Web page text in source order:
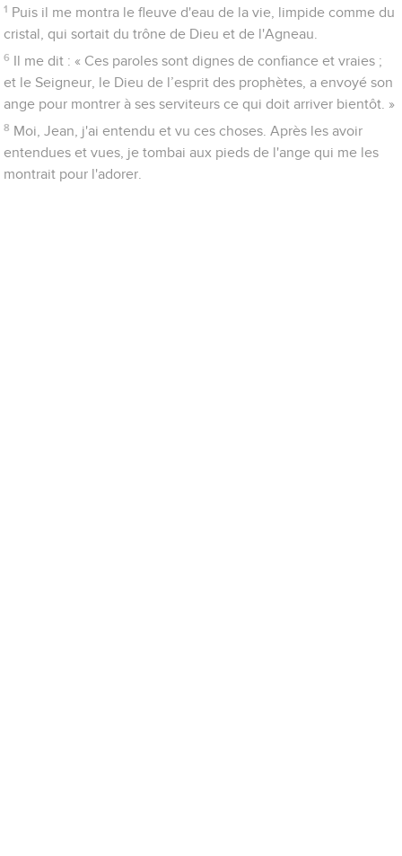
1 Puis il me montra le fleuve d'eau de la vie, limpide comme du
cristal, qui sortait du trône de Dieu et de l'Agneau.
6
Il me dit : « Ces paroles sont dignes de confiance et vraies ;
et le Seigneur, le Dieu de l’esprit des prophètes, a envoyé son
ange pour montrer à ses serviteurs ce qui doit arriver bientôt. »
8 Moi, Jean, j'ai entendu et vu ces choses. Après les avoir
entendues et vues, je tombai aux pieds de l'ange qui me les
montrait pour l'adorer.